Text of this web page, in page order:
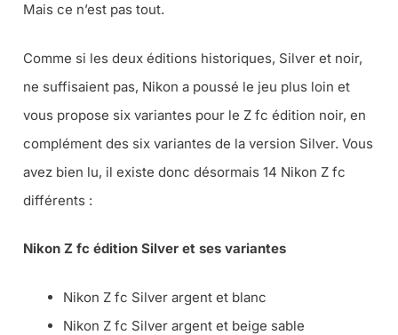
Mais ce n’est pas tout.
Comme si les deux éditions historiques, Silver et noir,
ne suffisaient pas, Nikon a poussé le jeu plus loin et
vous propose six variantes pour le Z fc édition noir, en
complément des six variantes de la version Silver. Vous
avez bien lu, il existe donc désormais 14 Nikon Z fc
différents :
Nikon Z fc édition Silver et ses variantes
Nikon Z fc Silver argent et blanc
Nikon Z fc Silver argent et beige sable